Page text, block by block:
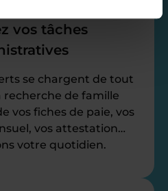
vos tâches
se chargent de tout
recherche de famille
vos fiches de paie, vos
vos attestation…
votre quotidien.